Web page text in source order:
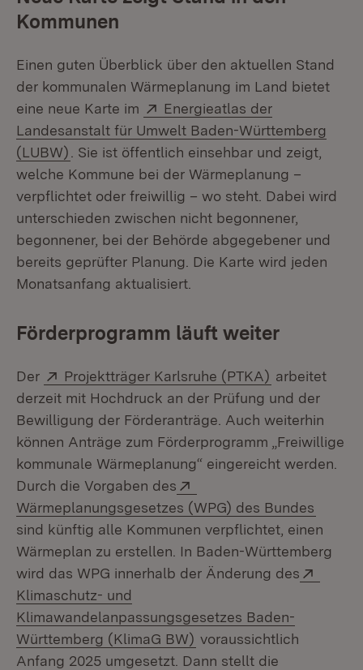
Kommunen
Einen guten Überblick über den aktuellen Stand
der kommunalen Wärmeplanung im Land bietet
eine neue Karte im
Extern:
Energieatlas der
Landesanstalt für Umwelt Baden-Württemberg
(LUBW) (Öffnet in neuem Fenster)
. Sie ist öffentlich einsehbar und zeigt,
welche Kommune bei der Wärmeplanung –
verpflichtet oder freiwillig – wo steht. Dabei wird
unterschieden zwischen nicht begonnener,
begonnener, bei der Behörde abgegebener und
bereits geprüfter Planung. Die Karte wird jeden
Monatsanfang aktualisiert.
Förderprogramm läuft weiter
Der Extern:
Projektträger Karlsruhe (PTKA) (Öffnet in
arbeitet
derzeit mit Hochdruck an der Prüfung und der
Bewilligung der Förderanträge. Auch weiterhin
können Anträge zum Förderprogramm „Freiwillige
kommunale Wärmeplanung“ eingereicht werden.
Durch die Vorgaben des
Wärmeplanungsgesetzes (WPG) des Bundes
sind künftig alle Kommunen verpflichtet, einen
Wärmeplan zu erstellen. In Baden-Württemberg
wird das WPG innerhalb der Änderung des
Klimaschutz- und
Klimawandelanpassungsgesetzes Baden-
Württemberg (KlimaG BW) voraussichtlich
Anfang 2025 umgesetzt. Dann stellt die